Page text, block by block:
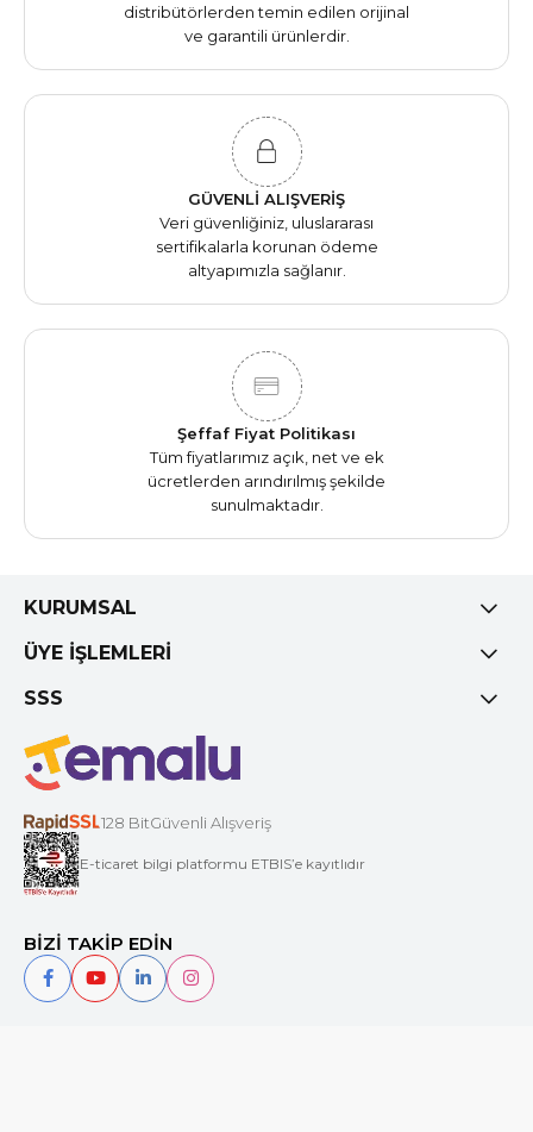
distribütörlerden temin edilen orijinal
ve garantili ürünlerdir.
GÜVENLİ ALIŞVERİŞ
Veri güvenliğiniz, uluslararası
sertifikalarla korunan ödeme
altyapımızla sağlanır.
Şeffaf Fiyat Politikası
Tüm fiyatlarımız açık, net ve ek
ücretlerden arındırılmış şekilde
sunulmaktadır.
KURUMSAL
ÜYE İŞLEMLERİ
SSS
128 BitGüvenli Alışveriş
E-ticaret bilgi platformu ETBIS’e kayıtlıdır
BİZİ TAKİP EDİN